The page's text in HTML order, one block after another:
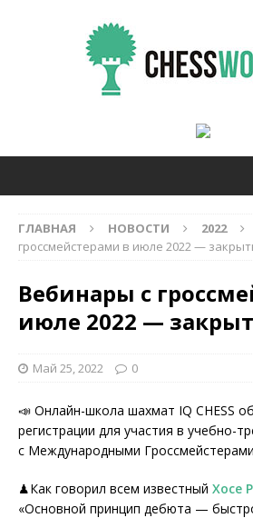
ГЛАВНАЯ НОВОСТИ 2022
гроссмейстерами в июле 2022 —
Вебинары с
июле 2022 —
Май 25, 2022 0
📣 Онлайн-школа шахмат IQ CHESS
регистрации для участия в учебно-
c Международными
♟Как говорил всем известный Хосе
«Основной принцип дебюта —